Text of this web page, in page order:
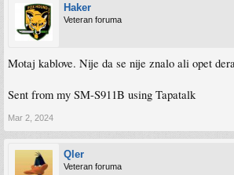
Haker
Veteran foruma
Motaj kablove. Nije da se nije znalo ali opet
Sent from my SM-S911B using Tapatalk
Mar 2, 2024
Qler
Veteran foruma